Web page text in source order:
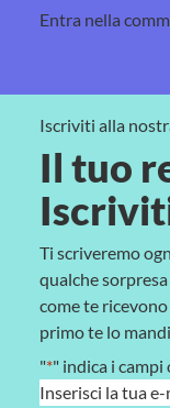
Entra nella
Iscriviti alla
Il tuo
Ti scriveremo
qualche
come te
primo te lo
"*" indica i
E